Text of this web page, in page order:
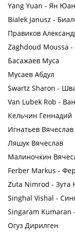
Yang Yuan - Ян
Bialek Janusz -
Правиков
Zaghdoud Moussa -
Басажаев Муса
Мусаев Абдул
Swartz Sharon -
Van Lubek Rob -
Кельчин Геннадий
Игнатьев Вячеслав
Ляшук Вячеслав
Малиночкин
Ferber Markus -
Zuta Nimrod - Зута
Singhal Vishal -
Singaram Kumaran
Огуз Дирилген